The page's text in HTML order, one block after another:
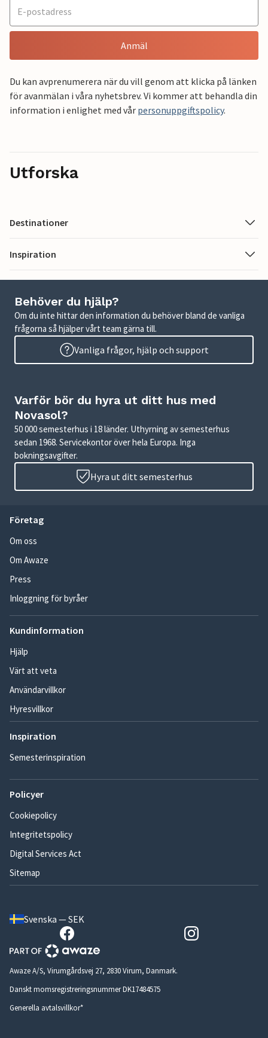
Anmäl
Du kan avprenumerera när du vill genom att klicka på länken
för avanmälan i våra nyhetsbrev. Vi kommer att behandla din
information i enlighet med vår personuppgiftspolicy.
Utforska
Destinationer
Inspiration
Behöver du hjälp?
Om du inte hittar den information du behöver bland de vanliga
frågorna så hjälper vårt team gärna till.
Vanliga frågor, hjälp och support
Varför bör du hyra ut ditt hus med
Novasol?
50 000 semesterhus i 18 länder. Uthyrning av semesterhus
sedan 1968. Servicekontor över hela Europa. Inga
bokningsavgifter.
Hyra ut ditt semesterhus
Företag
Om oss
Om Awaze
Press
Inloggning för byråer
Kundinformation
Hjälp
Värt att veta
Användarvillkor
Hyresvillkor
Inspiration
Semesterinspiration
Policyer
Cookiepolicy
Integritetspolicy
Digital Services Act
Sitemap
Svenska — SEK
Awaze A/S, Virumgårdsvej 27, 2830 Virum, Danmark.
Danskt momsregistreringsnummer DK17484575
Generella avtalsvillkor*